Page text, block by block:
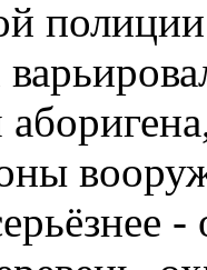
-